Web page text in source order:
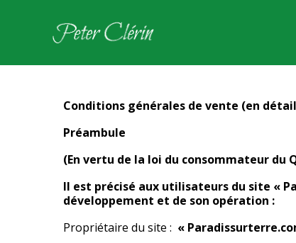
Conditions générales de vente (en
Préambule
(En vertu de la loi du consommateur du
Il est précisé aux utilisateurs du site «
développement et de son opération :
Propriétaire du site : «